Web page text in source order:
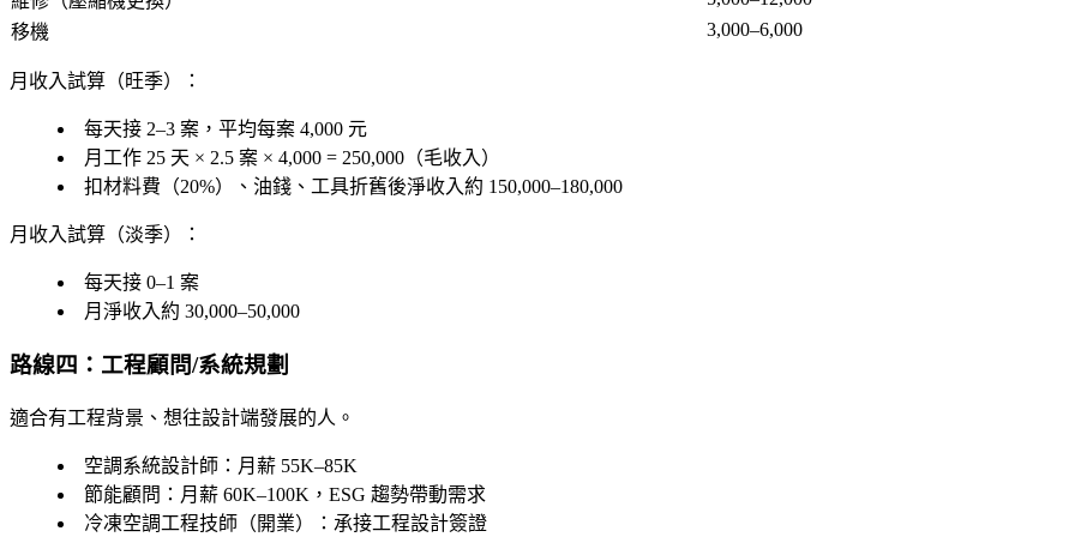
移機
3,000–6,000
月收入試算（旺季）：
每天接 2–3 案，平均每案 4,000 元
月工作 25 天 × 2.5 案 × 4,000 = 250,000（毛收入）
扣材料費（20%）、油錢、工具折舊後淨收入約 150,000–180,000
月收入試算（淡季）：
每天接 0–1 案
月淨收入約 30,000–50,000
路線四：工程顧問/系統規劃
適合有工程背景、想往設計端發展的人。
空調系統設計師 ：月薪 55K–85K
節能顧問 ：月薪 60K–100K，ESG 趨勢帶動需求
冷凍空調工程技師（開業）
：承接工程設計簽證